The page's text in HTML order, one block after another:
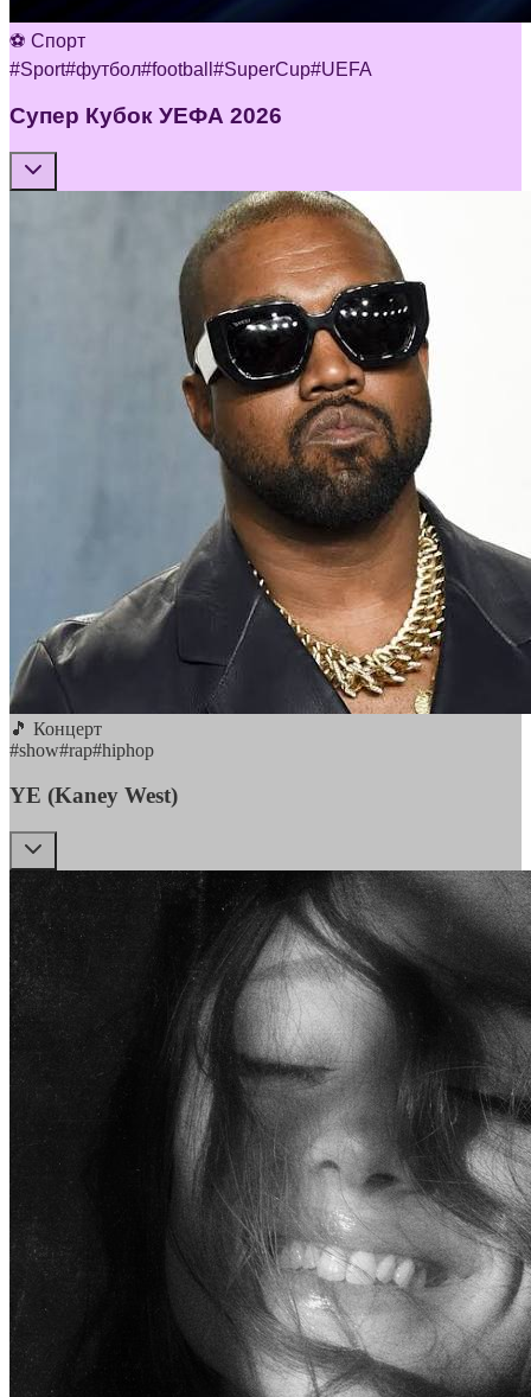
⚽ Спорт
#Sport#футбол#football #SuperCup#UEFA
Супер Кубок УЕФА 2026
🎵 Концерт
#show#rap#hiphop
YE (Kaney West)